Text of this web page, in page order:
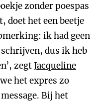
zonder poespas
doet het een beetje
ik had geen
dus ik heb
zegtJacqueline
het expres zo
Bij het